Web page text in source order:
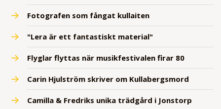
Fotografen som fångat kullaiten
"Lera är ett fantastiskt material"
Flyglar flyttas när musikfestivalen firar 80
Carin Hjulström skriver om Kullabergsmord
Camilla & Fredriks unika trädgård i Jonstorp